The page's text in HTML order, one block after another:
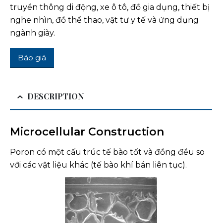
truyền thông di động, xe ô tô, đồ gia dụng, thiết bị
nghe nhìn, đồ thể thao, vật tư y tế và ứng dụng
ngành giày.
Báo giá
DESCRIPTION
Microcellular Construction
Poron có một cấu trúc tế bào tốt và đồng đều so
với các vật liệu khác (tế bào khí bán liên tục).